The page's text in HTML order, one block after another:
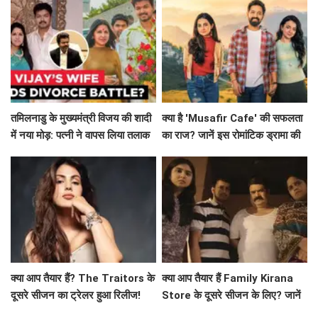
तमिलनाडु के मुख्यमंत्री विजय की शादी
में नया मोड़: पत्नी ने वापस लिया तलाक
क्या है 'Musafir Cafe' की सफलता
का राज? जानें इस रोमांटिक ड्रामा की
क्या आप तैयार हैं? The Traitors के
दूसरे सीजन का ट्रेलर हुआ रिलीज!
क्या आप तैयार हैं Family Kirana
Store के दूसरे सीजन के लिए? जानें